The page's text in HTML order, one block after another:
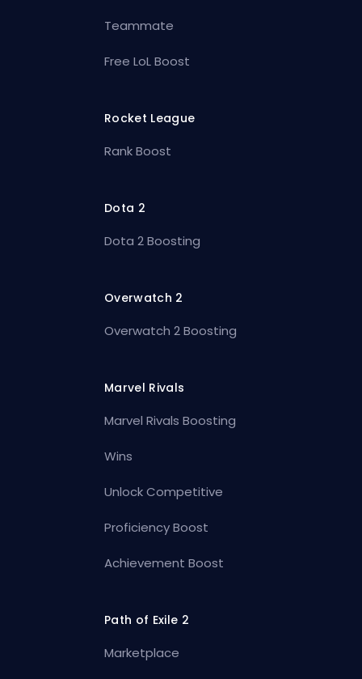
Teammate
Free LoL Boost
Rocket League
Rank Boost
Dota 2
Dota 2 Boosting
Overwatch 2
Overwatch 2 Boosting
Marvel Rivals
Marvel Rivals Boosting
Wins
Unlock Competitive
Proficiency Boost
Achievement Boost
Path of Exile 2
Marketplace